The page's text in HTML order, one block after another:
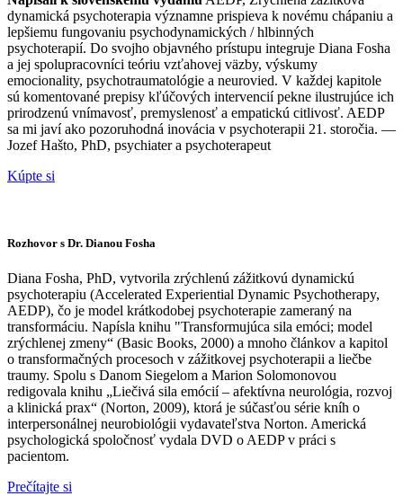
dynamická psychoterapia významne prispieva k novému chápaniu a
lepšiemu fungovaniu psychodynamických / hlbinných
psychoterapií. Do svojho objavného prístupu integruje Diana Fosha
a jej spolupracovníci teóriu vzťahovej väzby, výskumy
emocionality, psychotraumatológie a neurovied. V každej kapitole
sú komentované prepisy kľúčových intervencií pekne ilustrujúce ich
prirodzenú vnímavosť, premyslenosť a empatickú citlivosť. AEDP
sa mi javí ako pozoruhodná inovácia v psychoterapii 21. storočia. —
Jozef Hašto, PhD, psychiater a psychoterapeut
Kúpte si
Rozhovor s Dr. Dianou Fosha
Diana Fosha, PhD, vytvorila zrýchlenú zážitkovú dynamickú
psychoterapiu (Accelerated Experiential Dynamic Psychotherapy,
AEDP), čo je model krátkodobej psychoterapie zameraný na
transformáciu. Napísla knihu "Transformujúca sila emóci; model
zrýchlenej zmeny“ (Basic Books, 2000) a mnoho článkov a kapitol
o transformačných procesoch v zážitkovej psychoterapii a liečbe
traumy. Spolu s Danom Siegelom a Marion Solomonovou
redigovala knihu „Liečivá sila emócií – afektívna neurológia, rozvoj
a klinická prax“ (Norton, 2009), ktorá je súčasťou série kníh o
interpersonálnej neurobiológii vydavateľstva Norton. Americká
psychologická spoločnosť vydala DVD o AEDP v práci s
pacientom.
Prečítajte si